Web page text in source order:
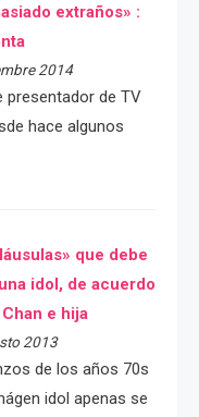
extraños» :
2014
presentador de TV
hace algunos
que debe
idol, de acuerdo
e hija
2013
de los años 70s
idol apenas se